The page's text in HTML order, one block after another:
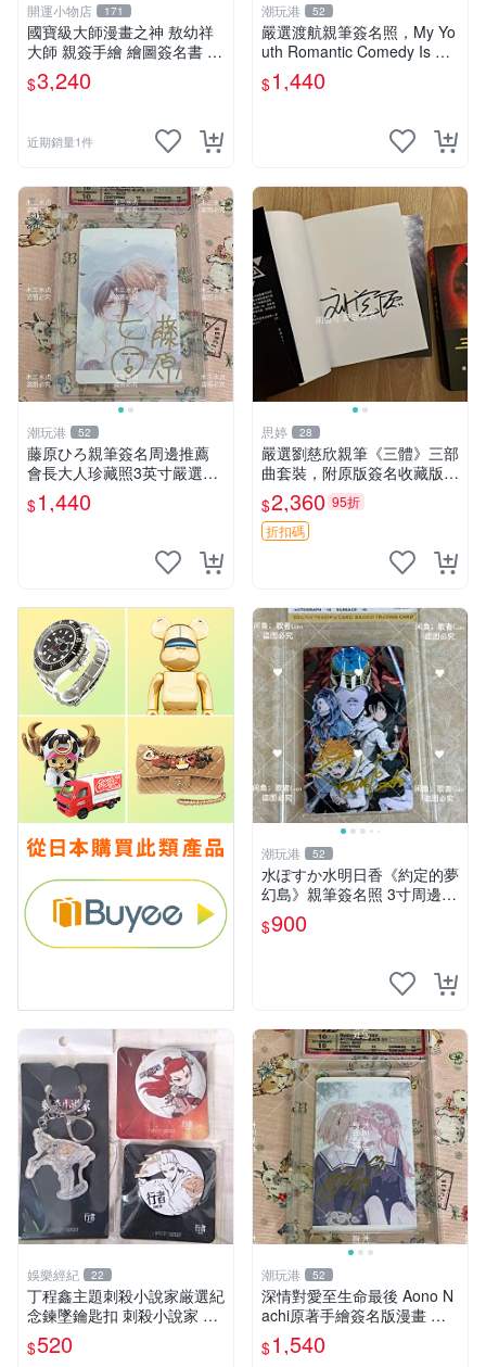
開運小物店 171
國寶級大師漫畫之神 敖幼祥
大師 親簽手繪 繪圖簽名書 機
會難得敖大師一輩子繪圖創作
多年有一句老師最金典名言
$3,240
近期銷量1件
潮玩港 52
嚴選渡航親筆簽名照，My Yo
uth Romantic Comedy Is Wr
ong限量收藏版 青春戀愛物語
原創 漫畫周邊
$1,440
潮玩港 52
藤原ひろ親筆簽名周邊推薦
會長大人珍藏照3英寸嚴選女
仆紀念品 面簽收藏 會長大人
簽名照 女仆照 面簽收藏
$1,440
思婷 28
嚴選劉慈欣親筆《三體》三部
曲套裝，附原版簽名收藏版
三體 規格完整 網拍無疑真品
收藏推薦 《三體》全系列親
筆簽名版 電影原著珍藏必備
$2,360 95折
折扣碼
潮玩港 52
水ぽすか水明日香《約定的夢
幻島》親筆簽名照 3寸周邊照
片 簽名真跡 約束のネバーラ
ンド 周邊 照片收藏 水明日香
$900
娛樂經紀 22
丁程鑫主題刺殺小說家厳選紀
念鍊墜鑰匙扣 刺殺小說家 丁
程鑫 鍊墜
$520
潮玩港 52
深情對愛至生命最後 Aono N
achi原著手繪簽名版漫畫 親
筆簽名限定收藏 命終不渝之
戀情 漫畫珍藏品
$1,540